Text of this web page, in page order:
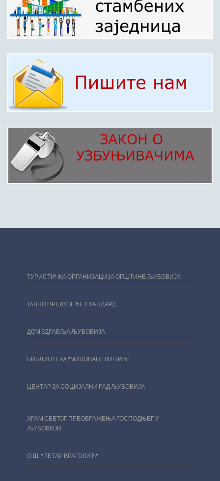
ТУРИСТИЧКА ОРГАНИЗАЦИЈА ОПШТИНЕ ЉУБОВИЈА
JAВНО ПРЕДУЗЕЋЕ СТАНДАРД
ДОМ ЗДРАВЉА ЉУБОВИЈА
БИБЛИОТЕКА "МИЛОВАН ГЛИШИЋ"
ЦЕНТАР ЗА СОЦИЈАЛНИ РАД ЉУБОВИЈА
ХРАМ СВЕТОГ ПРЕОБРАЖЕЊА ГОСПОДЊЕГ У
ЉУБОВИЈИ
О.Ш. "ПЕТАР ВРАГОЛИЋ"